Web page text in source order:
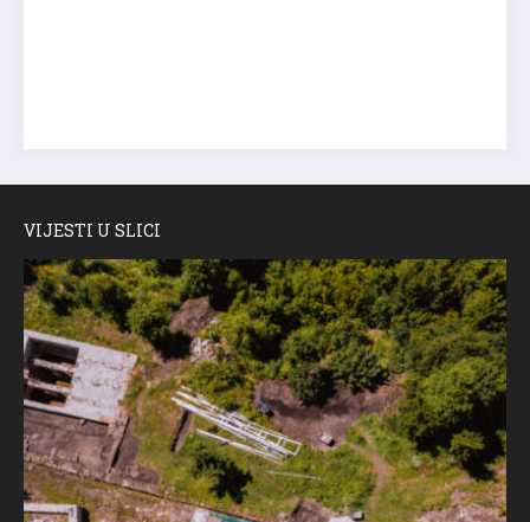
VIJESTI U SLICI